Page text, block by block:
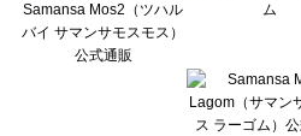
BETTY'S BLUE（べティーズブルー）の雑貨一覧
Wpc.（ワールドパーティー）の雑貨一覧